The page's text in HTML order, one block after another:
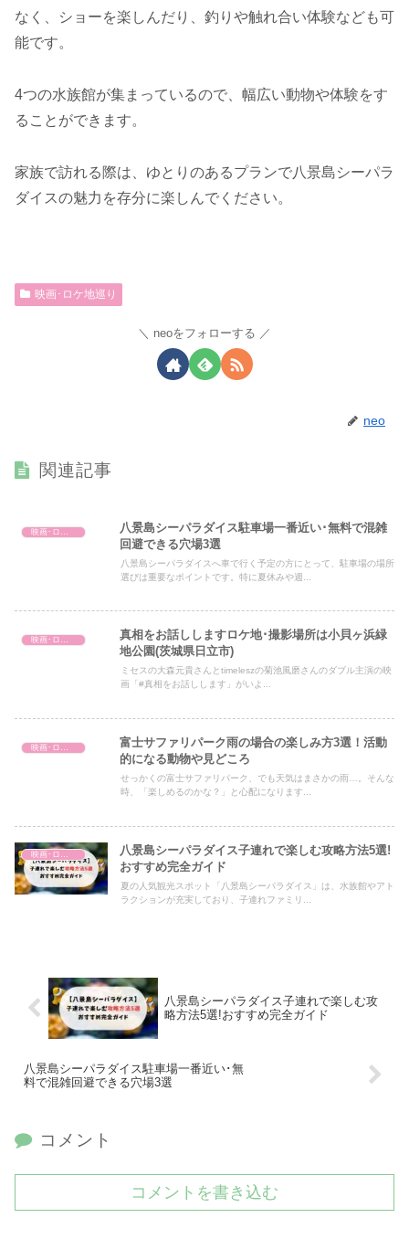
なく、ショーを楽しんだり、釣りや触れ合い体験なども可
能です。
4つの水族館が集まっているので、幅広い動物や体験をす
ることができます。
家族で訪れる際は、ゆとりのあるプランで八景島シーパラ
ダイスの魅力を存分に楽しんでください。
映画･ロケ地巡り
neoをフォローする
neo
関連記事
八景島シーパラダイス駐車場一番近い･無料で混雑
回避できる穴場3選
八景島シーパラダイスへ車で行く予定の方にとって、駐車場の場所
選びは重要なポイントです。特に夏休みや週...
真相をお話ししますロケ地･撮影場所は小貝ヶ浜緑
地公園(茨城県日立市)
ミセスの大森元貴さんとtimeleszの菊池風磨さんのダブル主演の映
画「#真相をお話しします」がいよ...
富士サファリパーク雨の場合の楽しみ方3選！活動
的になる動物や見どころ
せっかくの富士サファリパーク、でも天気はまさかの雨…。そんな
時、「楽しめるのかな？」と心配になります...
映画･ロケ地巡り
八景島シーパラダイス子連れで楽しむ攻略方法5選!
おすすめ完全ガイド
夏の人気観光スポット「八景島シーパラダイス」は、水族館やアト
ラクションが充実しており、子連れファミリ...
八景島シーパラダイス子連れで楽しむ攻
略方法5選!おすすめ完全ガイド
八景島シーパラダイス駐車場一番近い･無
料で混雑回避できる穴場3選
コメント
コメントを書き込む